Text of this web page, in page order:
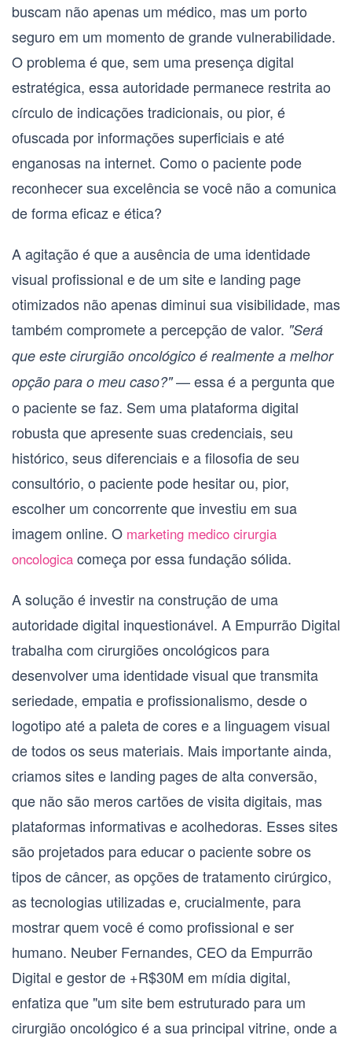
buscam não apenas um médico, mas um porto
seguro em um momento de grande vulnerabilidade.
O problema é que, sem uma presença digital
estratégica, essa autoridade permanece restrita ao
círculo de indicações tradicionais, ou pior, é
ofuscada por informações superficiais e até
enganosas na internet. Como o paciente pode
reconhecer sua excelência se você não a comunica
de forma eficaz e ética?
A agitação é que a ausência de uma identidade
visual profissional e de um site e landing page
otimizados não apenas diminui sua visibilidade, mas
também compromete a percepção de valor. "Será
que este cirurgião oncológico é realmente a melhor
opção para o meu caso?"— essa é a pergunta que
o paciente se faz. Sem uma plataforma digital
robusta que apresente suas credenciais, seu
histórico, seus diferenciais e a filosofia de seu
consultório, o paciente pode hesitar ou, pior,
escolher um concorrente que investiu em sua
imagem online. O marketing medico cirurgia
oncologica começa por essa fundação sólida.
A solução é investir na construção de uma
autoridade digital inquestionável. A Empurrão Digital
trabalha com cirurgiões oncológicos para
desenvolver uma identidade visual que transmita
seriedade, empatia e profissionalismo, desde o
logotipo até a paleta de cores e a linguagem visual
de todos os seus materiais. Mais importante ainda,
criamossites e landing pagesde alta conversão,
que não são meros cartões de visita digitais, mas
plataformas informativas e acolhedoras. Esses sites
são projetados para educar o paciente sobre os
tipos de câncer, as opções de tratamento cirúrgico,
as tecnologias utilizadas e, crucialmente, para
mostrar quem você é como profissional e ser
humano. Neuber Fernandes, CEO da Empurrão
Digital e gestor de +R$30M em mídia digital,
enfatiza que "um site bem estruturado para um
cirurgião oncológico é a sua principal vitrine, onde a